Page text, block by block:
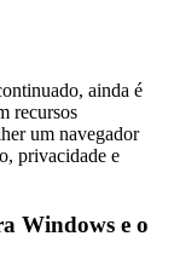
ainda é
recursos
um navegador
privacidade e
Windows e o